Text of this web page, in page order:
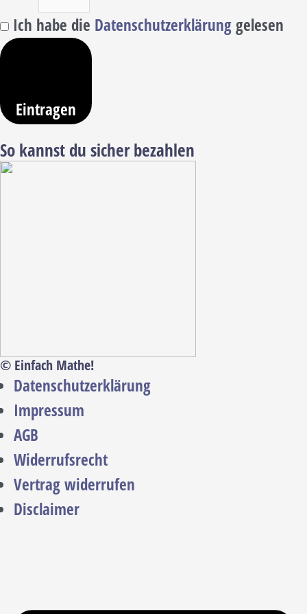
Ich habe die Datenschutzerklärung gelesen
Eintragen
So kannst du sicher bezahlen
© Einfach Mathe!
Datenschutzerklärung
Impressum
AGB
Widerrufsrecht
Vertrag widerrufen
Disclaimer